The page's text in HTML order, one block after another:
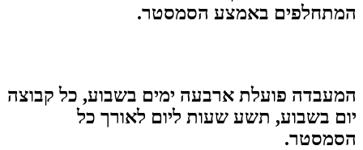
המתחלפים באמצע הסמסטר.
המעבדה פועלת ארבעה ימים בשבוע, כל קבוצה
יום בשבוע, תשע שעות ליום לאורך כל
הסמסטר.